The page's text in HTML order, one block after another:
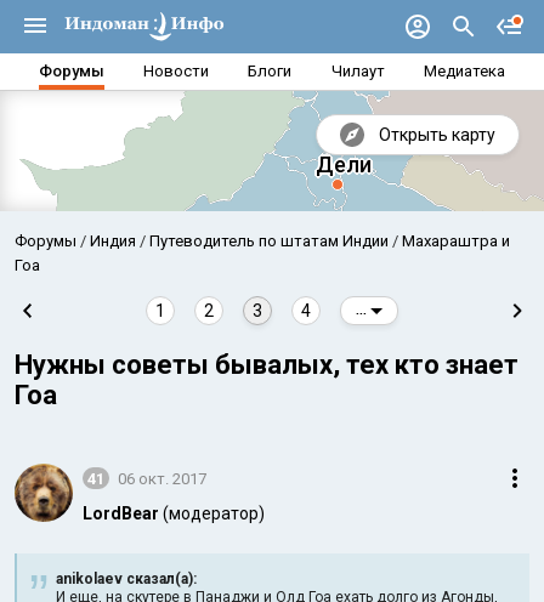
Форумы Новости Блоги Чилаут Медиатека
Открыть карту
Аравийское море
Форумы Индия Путеводитель по штатам Индии
Махараштра и
Гоа
1 2 3 4
Нужны советы бывалых, тех кто знает
Гоа
41 06 окт. 2017
LordBear (модератор)
anikolaev сказал(а):
И еще, на скутере в Панаджи и Олд Гоа ехать долго из Агонды,